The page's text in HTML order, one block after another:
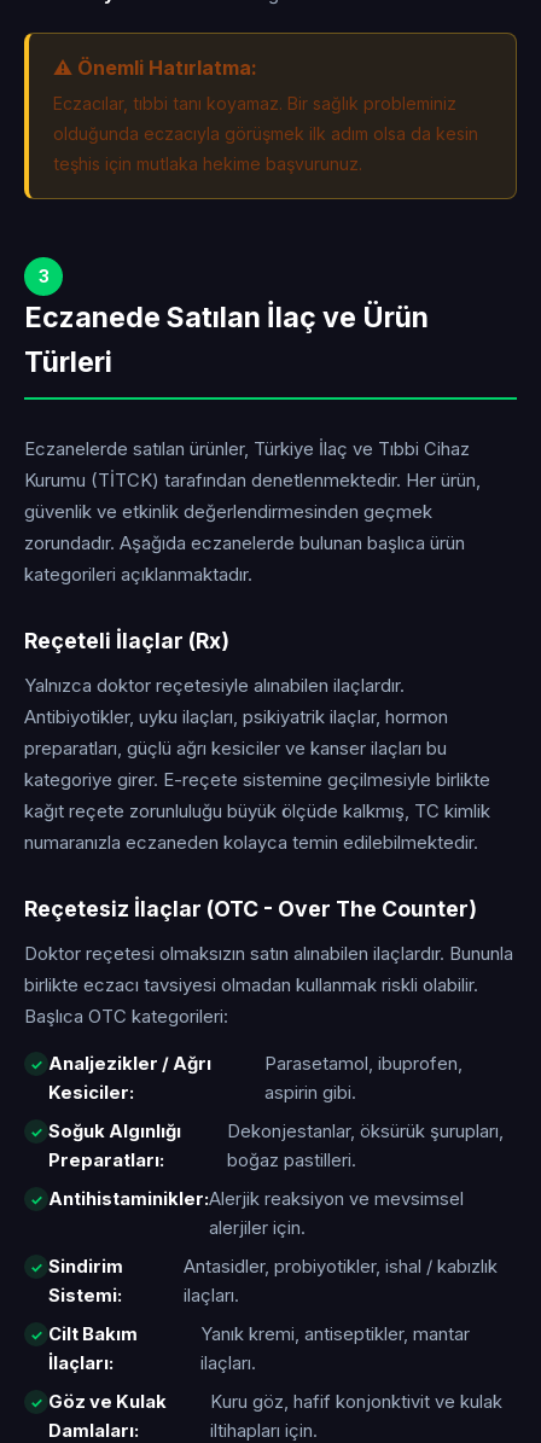
⚠️ Önemli Hatırlatma:
Eczacılar, tıbbi tanı koyamaz. Bir sağlık probleminiz
olduğunda eczacıyla görüşmek ilk adım olsa da kesin
teşhis için mutlaka hekime başvurunuz.
3
Eczanede Satılan İlaç ve Ürün
Türleri
Eczanelerde satılan ürünler, Türkiye İlaç ve Tıbbi Cihaz
Kurumu (TİTCK) tarafından denetlenmektedir. Her ürün,
güvenlik ve etkinlik değerlendirmesinden geçmek
zorundadır. Aşağıda eczanelerde bulunan başlıca ürün
kategorileri açıklanmaktadır.
Reçeteli İlaçlar (Rx)
Yalnızca doktor reçetesiyle alınabilen ilaçlardır.
Antibiyotikler, uyku ilaçları, psikiyatrik ilaçlar, hormon
preparatları, güçlü ağrı kesiciler ve kanser ilaçları bu
kategoriye girer. E-reçete sistemine geçilmesiyle birlikte
kağıt reçete zorunluluğu büyük ölçüde kalkmış, TC kimlik
numaranızla eczaneden kolayca temin edilebilmektedir.
Reçetesiz İlaçlar (OTC - Over The Counter)
Doktor reçetesi olmaksızın satın alınabilen ilaçlardır. Bununla
birlikte eczacı tavsiyesi olmadan kullanmak riskli olabilir.
Başlıca OTC kategorileri:
Analjezikler / Ağrı
Kesiciler:
Parasetamol, ibuprofen,
aspirin gibi.
Soğuk Algınlığı
Preparatları:
Dekonjestanlar, öksürük şurupları,
boğaz pastilleri.
Antihistaminikler:Alerjik reaksiyon ve mevsimsel
alerjiler için.
Sindirim
Sistemi:
Antasidler, probiyotikler, ishal / kabızlık
ilaçları.
Cilt Bakım
İlaçları:
Yanık kremi, antiseptikler, mantar
ilaçları.
Göz ve Kulak
Damlaları:
Kuru göz, hafif konjonktivit ve kulak
iltihapları için.